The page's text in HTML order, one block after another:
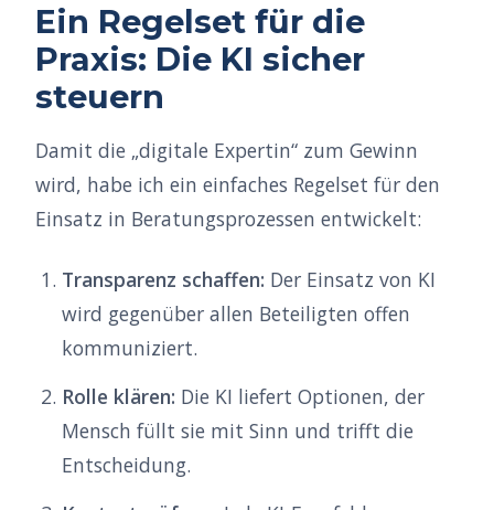
Ein Regelset für die
Praxis: Die KI sicher
steuern
Damit die „digitale Expertin“ zum Gewinn
wird, habe ich ein einfaches Regelset für den
Einsatz in Beratungsprozessen entwickelt:
Transparenz schaffen: Der Einsatz von KI
wird gegenüber allen Beteiligten offen
kommuniziert.
Rolle klären: Die KI liefert Optionen, der
Mensch füllt sie mit Sinn und trifft die
Entscheidung.